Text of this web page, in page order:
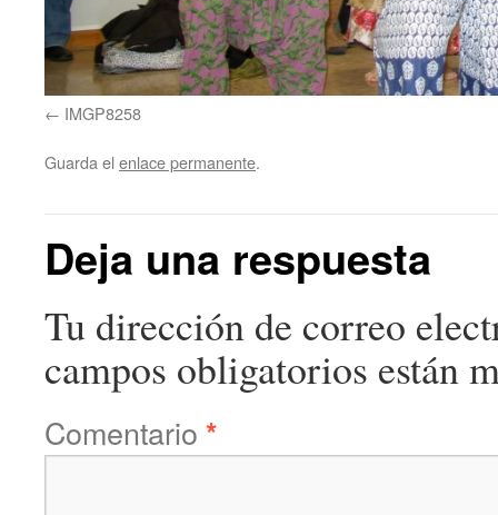
IMGP8258
Guarda el enlace permanente.
Deja una respuesta
Tu dirección de correo
campos obligatorios están
Comentario *